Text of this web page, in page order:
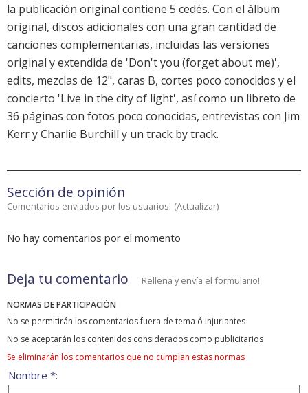
la publicación original contiene 5 cedés. Con el álbum
original, discos adicionales con una gran cantidad de
canciones complementarias, incluidas las versiones
original y extendida de 'Don't you (forget about me)',
edits, mezclas de 12", caras B, cortes poco conocidos y el
concierto 'Live in the city of light', así como un libreto de
36 páginas con fotos poco conocidas, entrevistas con Jim
Kerr y Charlie Burchill y un track by track.
Sección de opinión
Comentarios enviados por los usuarios! (Actualizar)
No hay comentarios por el momento
Deja tu comentario Rellena y envía el formulario!
NORMAS DE PARTICIPACIÓN
No se permitirán los comentarios fuera de tema ó injuriantes
No se aceptarán los contenidos considerados como publicitarios
Se eliminarán los comentarios que no cumplan estas normas
Nombre *: